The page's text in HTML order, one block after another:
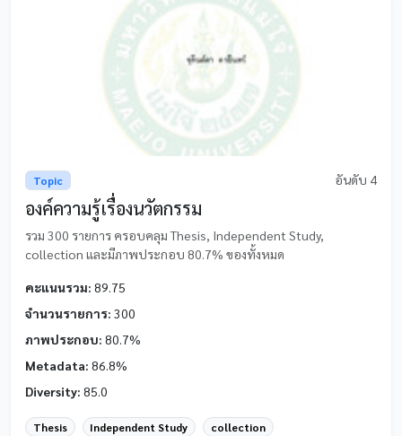
Topic อันดับ 4
องค์ความรู้เรื่องนวัตกรรม
รวม 300 รายการ ครอบคลุม Thesis, Independent Study,
collection และมีภาพประกอบ 80.7% ของทั้งหมด
คะแนนรวม: 89.75
จำนวนรายการ: 300
ภาพประกอบ: 80.7%
Metadata: 86.8%
Diversity: 85.0
Thesis Independent Study collection